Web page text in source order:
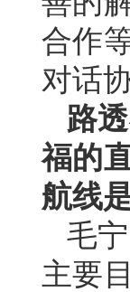
合作
对话
路
福的
航线
毛
主要